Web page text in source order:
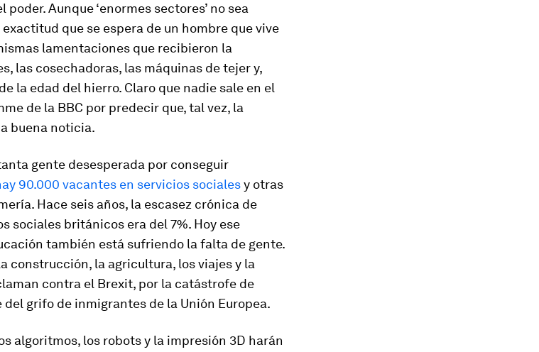
Aunque ‘enormes sectores’ no sea
que se espera de un hombre que vive
lamentaciones que recibieron la
las cosechadoras, las máquinas de tejer y,
la edad del hierro. Claro que nadie sale en el
de la BBC por predecir que, tal vez, la
buena noticia.
gente desesperada por conseguir
90.000 vacantes en servicios socialesy otras
Hace seis años, la escasez crónica de
sociales británicos era del 7%. Hoy ese
también está sufriendo la falta de gente.
construcción, la agricultura, los viajes y la
contra el Brexit, por la catástrofe de
grifo de inmigrantes de la Unión Europea.
algoritmos, los robots y la impresión 3D harán